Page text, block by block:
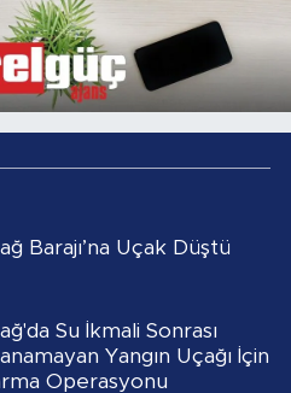
Barajı’na Uçak Düştü
Su İkmali Sonrası
Yangın Uçağı İçin
Operasyonu